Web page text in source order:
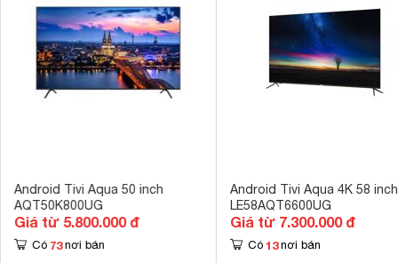
Android Tivi Aqua 50 inch
AQT50K800UG
Giá từ 5.800.000 đ
Có 73 nơi bán
Android Tivi Aqua 4K 58 inch
LE58AQT6600UG
Giá từ 7.300.000 đ
Có 13 nơi bán